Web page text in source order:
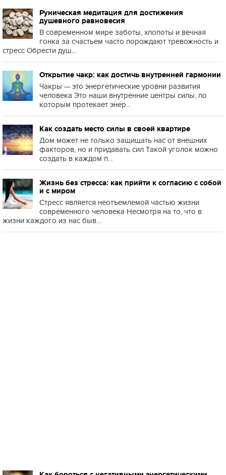
Руническая медитация для достижения
душевного равновесия
В современном мире заботы, хлопоты и вечная
гонка за счастьем часто порождают тревожность и
стресс Обрести душ...
Открытие чакр: как достичь внутренней гармонии
Чакры — это энергетические уровни развития
человека Это наши внутренние центры силы, по
которым протекает энер...
Как создать место силы в своей квартире
Дом может не только защищать нас от внешних
факторов, но и придавать сил Такой уголок можно
создать в каждом п...
Жизнь без стресса: как прийти к согласию с собой
и с миром
Стресс является неотъемлемой частью жизни
современного человека Несмотря на то, что в
жизни каждого из нас быв...